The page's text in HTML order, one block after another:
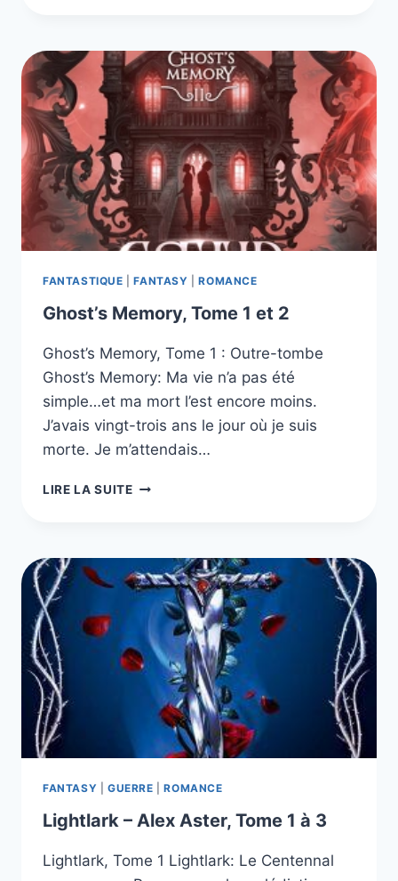
3
FANTASTIQUE |FANTASY |ROMANCE
Ghost’s Memory, Tome 1 et 2
Ghost’s Memory, Tome 1 : Outre-tombe
Ghost’s Memory: Ma vie n’a pas été
simple…et ma mort l’est encore moins.
J’avais vingt-trois ans le jour où je suis
morte. Je m’attendais…
LIRE LA SUITEGHOST’S
ET
2
FANTASY GUERRE |ROMANCE
Lightlark – Alex Aster, Tome 1 à 3
Lightlark, Tome 1 Lightlark: Le Centennal